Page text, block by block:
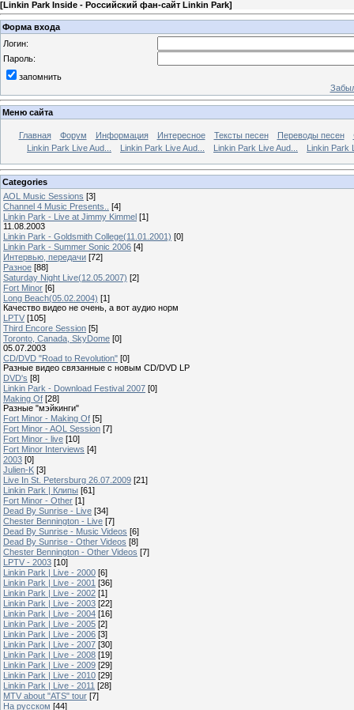
[Linkin Park Inside - Российский фан-сайт Linkin Park]
Форма входа
Логин:
Пароль:
запомнить
Меню сайта
Главная Форум Информация Интересное Тексты песен Переводы песен
Linkin Park Live Aud...
Linkin Park Live Aud... Linkin Park Live Aud... Linkin Park
Categories
AOL Music Sessions [3]
Channel 4 Music Presents..
[4]
Linkin Park - Live at Jimmy Kimmel [1]
11.08.2003
Linkin Park - Goldsmith College(11.01.2001) [0]
Linkin Park - Summer Sonic 2006 [4]
Интервью, передачи [72]
Разное [88]
Saturday Night Live(12.05.2007) [2]
Fort Minor [6]
Long Beach(05.02.2004) [1]
Качество видео не очень, а вот аудио норм
LPTV [105]
Third Encore Session [5]
Toronto, Canada, SkyDome [0]
05.07.2003
CD/DVD "Road to Revolution" [0]
Разные видео связанные с новым CD/DVD LP
DVD's [8]
Linkin Park - Download Festival 2007 [0]
Making Of [28]
Разные "мэйкинги"
Fort Minor - Making Of [5]
Fort Minor - AOL Session [7]
Fort Minor - live [10]
Fort Minor Interviews [4]
2003 [0]
Julien-K [3]
Live In St. Petersburg 26.07.2009 [21]
Linkin Park | Клипы [61]
Fort Minor - Other [1]
Dead By Sunrise - Live [34]
Chester Bennington - Live [7]
Dead By Sunrise - Music Videos [6]
Dead By Sunrise - Other Videos [8]
Chester Bennington - Other Videos [7]
LPTV - 2003 [10]
Linkin Park | Live - 2000 [6]
Linkin Park | Live - 2001 [36]
Linkin Park | Live - 2002 [1]
Linkin Park | Live - 2003 [22]
Linkin Park | Live - 2004 [16]
Linkin Park | Live - 2005 [2]
Linkin Park | Live - 2006 [3]
Linkin Park | Live - 2007 [30]
Linkin Park | Live - 2008 [19]
Linkin Park | Live - 2009 [29]
Linkin Park | Live - 2010 [29]
Linkin Park | Live - 2011 [28]
MTV about "ATS" tour [7]
На русском [44]